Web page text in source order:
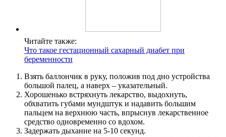
Читайте также:
Что такое гестационный сахарный диабет при
беременности
Взять баллончик в руку, положив под дно устройства
большой палец, а наверх – указательный.
Хорошенько встряхнуть лекарство, выдохнуть,
обхватить губами мундштук и надавить большим
пальцем на верхнюю часть, впрыснув лекарственное
средство одновременно со вдохом.
Задержать дыхание на 5-10 секунд.